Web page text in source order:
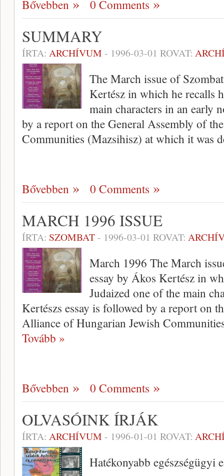
Bővebben 0 Comments
SUMMARY
ÍRTA: ARCHÍVUM - 1996-03-01 ROVAT:
The March issue of
Kertész in which he recalls
main characters in an early
by a report on the General Assembly of
Communities (Mazsihisz) at which it was
Bővebben 0 Comments
MARCH 1996 ISSUE
ÍRTA: SZOMBAT- 1996-03-01 ROVAT:
March 1996 The March
essay by Ákos Kertész in
Judaized one of the main
Kertészs essay is followed by a report on
Alliance of Hungarian Jewish
Tovább »
Bővebben 0 Comments
OLVASÓINK ÍRJÁK
ÍRTA: ARCHÍVUM - 1996-01-01 ROVAT:
Hatékonyabb egészségügyi